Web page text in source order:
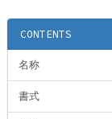
CONTENTS
名称
書式